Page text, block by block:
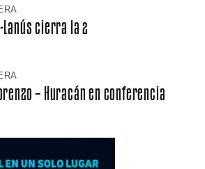
Lanús cierra la 2
– Huracán en conferencia